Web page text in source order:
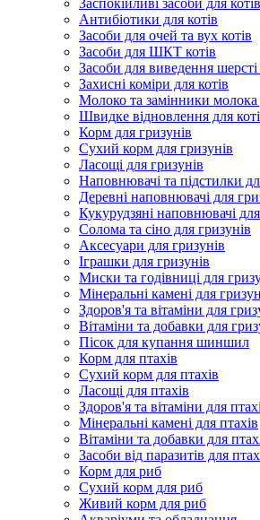
Заспокійливі засоби для котів
Антибіотики для котів
Засоби для очей та вух котів
Засоби для ШКТ котів
Засоби для виведення шерсті
Захисні коміри для котів
Молоко та замінники
Швидке відновлення для
Корм для гризунів
Сухий корм для гризунів
Ласощі для гризунів
Наповнювачі та підстилки
Деревні наповнювачі для
Кукурудзяні наповнювачі
Солома та сіно для гризунів
Аксесуари для гризунів
Іграшки для гризунів
Миски та годівниці для
Мінеральні камені для
Здоров'я та вітаміни для
Вітаміни та добавки для
Пісок для купання шиншил
Корм для птахів
Сухий корм для птахів
Ласощі для птахів
Здоров'я та вітаміни для
Мінеральні камені для птахів
Вітаміни та добавки для
Засоби від паразитів для
Корм для риб
Сухий корм для риб
Живий корм для риб